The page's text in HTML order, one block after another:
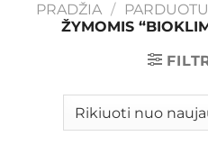
PRADŽIA /
ŽYMOMIS